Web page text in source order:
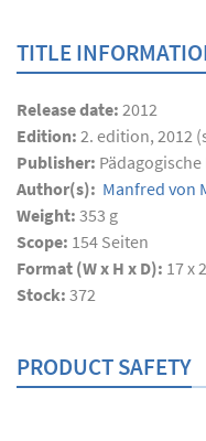
TITLE
Release date: 2012
Edition: 2. edition, 2012
Publisher:
Author(s): Manfred von
Weight: 353 g
Scope: 154 Seiten
Format (W x H x D): 17 x
Stock: 372
PRODUCT SAFETY